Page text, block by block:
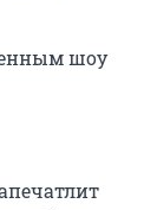
шоу